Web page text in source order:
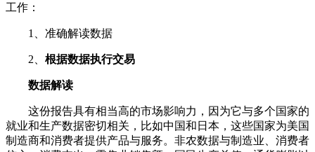
工作：
1、准确解读数据
2、 根据数据执行交易
数据解读
这份报告具有相当高的市场影响力，因为它与多个国家的
就业和生产数据密切相关，比如中国和日本，这些国家为美国
制造商和消费者提供产品与服务。非农数据与制造业、消费者